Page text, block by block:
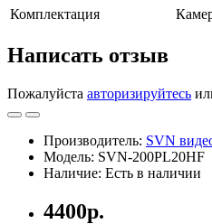
Комплектация
Написать отзыв
Пожалуйста авторизируйтесь
Производитель: SVN
Модель: SVN-200PL20HF
Наличие: Есть в наличии
4400р.